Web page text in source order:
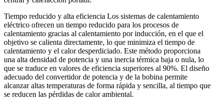
Tiempo reducido y alta eficiencia Los sistemas de calentamiento
eléctrico ofrecen un tiempo reducido para los procesos de
calentamiento gracias al calentamiento por inducción, en el que el
objetivo se calienta directamente, lo que minimiza el tiempo de
calentamiento y el calor desperdiciado. Este método proporciona
una alta densidad de potencia y una inercia térmica baja o nula, lo
que se traduce en valores de eficiencia superiores al 90%. El diseño
adecuado del convertidor de potencia y de la bobina permite
alcanzar altas temperaturas de forma rápida y sencilla, al tiempo que
se reducen las pérdidas de calor ambiental.